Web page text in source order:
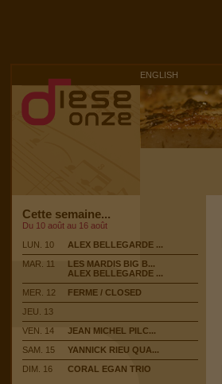
ENGLISH
Cette semaine...
Du 10 août au 16 août
LUN. 10
ALEX BELLEGARDE ...
MAR. 11
LES MARDIS BIG B...
ALEX BELLEGARDE ...
MER. 12
FERME / CLOSED
JEU. 13
VEN. 14
JEAN MICHEL PILC...
SAM. 15
YANNICK RIEU QUA...
DIM. 16
CORAL EGAN TRIO